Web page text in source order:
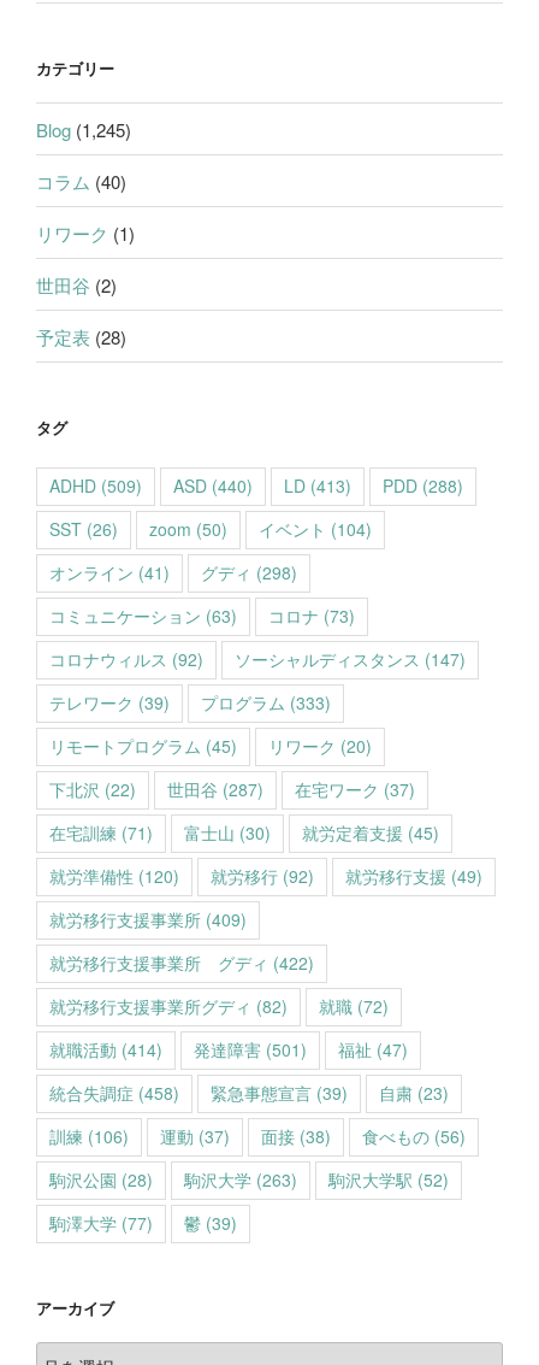
カテゴリー
Blog (1,245)
コラム (40)
リワーク (1)
世田谷 (2)
予定表 (28)
タグ
ADHD (509) ASD (440) LD (413) PDD (288)
SST (26) zoom (50) イベント (104)
オンライン (41) グディ (298)
コミュニケーション (63) コロナ (73)
コロナウィルス (92) ソーシャルディスタンス (147)
テレワーク (39) プログラム (333)
リモートプログラム (45) リワーク (20)
下北沢 (22) 世田谷 (287) 在宅ワーク (37)
在宅訓練 (71) 富士山 (30) 就労定着支援 (45)
就労準備性 (120) 就労移行 (92) 就労移行支援 (49)
就労移行支援事業所 (409)
就労移行支援事業所 グディ (422)
就労移行支援事業所グディ (82) 就職 (72)
就職活動 (414) 発達障害 (501) 福祉 (47)
統合失調症 (458) 緊急事態宣言 (39) 自粛 (23)
訓練 (106) 運動 (37) 面接 (38) 食べもの (56)
駒沢公園 (28) 駒沢大学 (263) 駒沢大学駅 (52)
駒澤大学 (77) 鬱 (39)
アーカイブ
ア